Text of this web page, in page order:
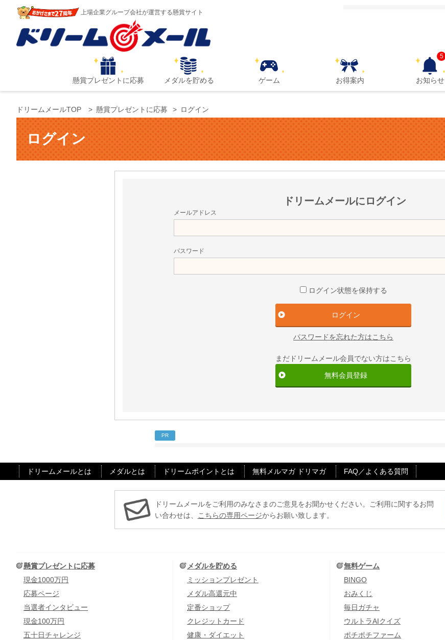
上場企業グループ会社が運営する懸賞サイト
懸賞プレゼントに応募 メダルを貯める ゲーム お得案内 お知らせ
5
ドリームメールTOP 懸賞プレゼントに応募 ログイン
ログイン
ドリームメールにログイン
メールアドレス
パスワード
ログイン状態を保持する
パスワードを忘れた方はこちら
まだドリームメール会員でない方はこちら
無料会員登録
PR
ドリームメールとは メダルとは ドリームポイントとは 無料メルマガ ドリマガ FAQ／よくある質問
ドリームメールをご利用のみなさまのご意見をお聞かせください。ご利用に関するお問
い合わせは、
こちらの専用ページからお願い致します。
懸賞プレゼントに応募
現金1000万円
応募ページ
当選者インタビュー
現金100万円
五十日チャレンジ
メダルを貯める
ミッションプレゼント
メダル高還元中
定番ショップ
クレジットカード
健康・ダイエット
無料ゲーム
BINGO
おみくじ
毎日ガチャ
ウルトラAIクイズ
ポチポチファーム